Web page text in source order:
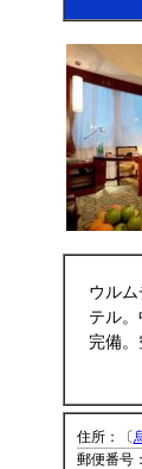
ウル
テル
完備
住所：〔
郵便番号